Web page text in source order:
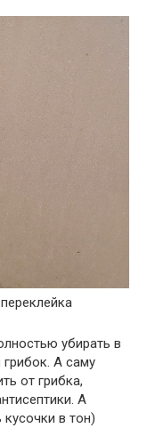
убирать в
А саму
от грибка,
А
в тон)